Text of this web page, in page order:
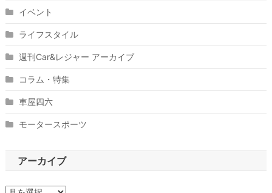
イベント
ライフスタイル
週刊Car&レジャー アーカイブ
コラム・特集
車屋四六
モータースポーツ
アーカイブ
ア